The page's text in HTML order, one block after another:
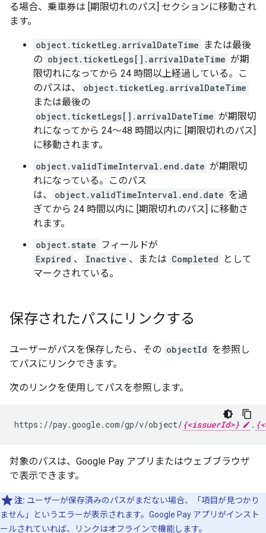
る場合、乗車券は [期限切れのパス] セクションに移動され
ます。
object.ticketLeg.arrivalDateTime
または最後
の object.ticketLegs[].arrivalDateTime が期
限切れになってから 24 時間以上経過している。こ
のパスは、
object.ticketLeg.arrivalDateTime
または最後の
object.ticketLegs[].arrivalDateTime が期限切
れになってから 24～48 時間以内に [期限切れのパス]
に移動されます。
object.validTimeInterval.end.date が期限切
れになっている。このパス
は、
object.validTimeInterval.end.date を過
ぎてから 24 時間以内に [期限切れのパス] に移動さ
れます。
object.state フィールドが
Expired 、 Inactive 、または Completed
として
マークされている。
保存されたパスにリンクする
ユーザーがパスを保存したら、その objectId を参照し
てパスにリンクできます。
次のリンクを使用してパスを参照します。
https://pay.google.com/gp/v/object/ {<issuerId>} .
対象のパスは、Google Pay アプリまたはウェブブラウザ
で表示できます。
注: ユーザーが保存済みのパスがまだない場合、「項目が見つかり
ません」というエラーが表示されます。Google Pay アプリがインスト
ールされていれば、リンクはオフラインで機能します。